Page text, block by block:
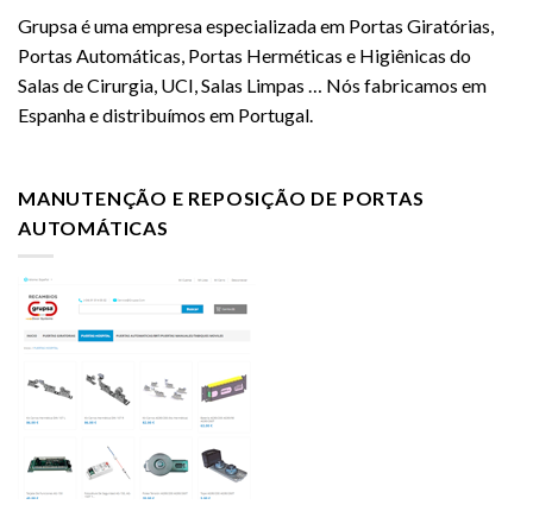
Grupsa é uma empresa especializada em Portas Giratórias,
Portas Automáticas, Portas Herméticas e Higiênicas do
Salas de Cirurgia, UCI, Salas Limpas … Nós fabricamos em
Espanha e distribuímos em Portugal.
MANUTENÇÃO E REPOSIÇÃO DE PORTAS
AUTOMÁTICAS